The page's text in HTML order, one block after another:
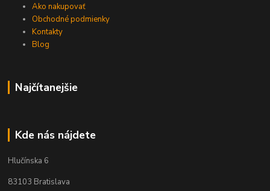
Ako nakupovať
Obchodné podmienky
Kontakty
Blog
Najčítanejšie
Kde nás nájdete
Hlučínska 6
83103 Bratislava